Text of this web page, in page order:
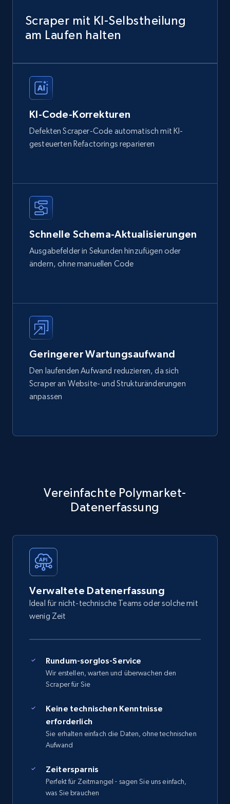
Scraper mit KI-Selbstheilung
am Laufen halten
KI-Code-Korrekturen
Defekten Scraper-Code automatisch mit KI-
gesteuerten Refactorings reparieren
Schnelle Schema-Aktualisierungen
Ausgabefelder in Sekunden hinzufügen oder
ändern, ohne manuellen Code
Geringerer Wartungsaufwand
Den laufenden Aufwand reduzieren, da sich
Scraper an Website- und Strukturänderungen
anpassen
Vereinfachte Polymarket-
Datenerfassung
Verwaltete Datenerfassung
Ideal für nicht-technische Teams oder solche mit
wenig Zeit
Rundum-sorglos-Service
Wir erstellen, warten und überwachen den
Scraper für Sie
Keine technischen Kenntnisse
erforderlich
Sie erhalten einfach die Daten, ohne technischen
Aufwand
Zeitersparnis
Perfekt für Zeitmangel - sagen Sie uns einfach,
was Sie brauchen